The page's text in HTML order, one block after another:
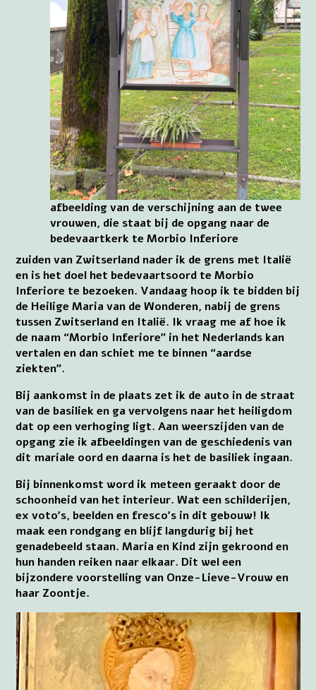
afbeelding van de verschijning aan de twee
vrouwen, die staat bij de opgang naar de
bedevaartkerk te Morbio Inferiore
zuiden van Zwitserland nader ik de grens met Italië
en is het doel het bedevaartsoord te Morbio
Inferiore te bezoeken. Vandaag hoop ik te bidden bij
de Heilige Maria van de Wonderen, nabij de grens
tussen Zwitserland en Italië. Ik vraag me af hoe ik
de naam “Morbio Inferiore” in het Nederlands kan
vertalen en dan schiet me te binnen “aardse
ziekten”.
Bij aankomst in de plaats zet ik de auto in de straat
van de basiliek en ga vervolgens naar het heiligdom
dat op een verhoging ligt. Aan weerszijden van de
opgang zie ik afbeeldingen van de geschiedenis van
dit mariale oord en daarna is het de basiliek ingaan.
Bij binnenkomst word ik meteen geraakt door de
schoonheid van het interieur. Wat een schilderijen,
ex voto’s, beelden en fresco’s in dit gebouw! Ik
maak een rondgang en blijf langdurig bij het
genadebeeld staan. Maria en Kind zijn gekroond en
hun handen reiken naar elkaar. Dit wel een
bijzondere voorstelling van Onze-Lieve-Vrouw en
haar Zoontje.